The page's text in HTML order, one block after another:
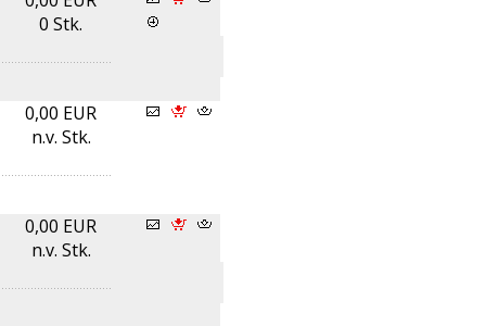
0 Stk.
0,00 EUR
n.v. Stk.
0,00 EUR
n.v. Stk.